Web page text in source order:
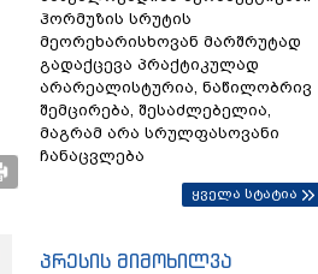
ჰორმუზის სრუტის
მეორეხარისხოვან მარშრუტად
გადაქცევა პრაქტიკულად
არარეალისტურია, ნაწილობრივ
შემცირება, შესაძლებელია,
მაგრამ არა სრულფასოვანი
ჩანაცვლება
ყველა სტატია
პრესის მიმოხილვა